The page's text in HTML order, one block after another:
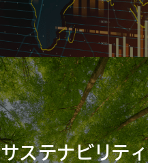
サステナビリティ